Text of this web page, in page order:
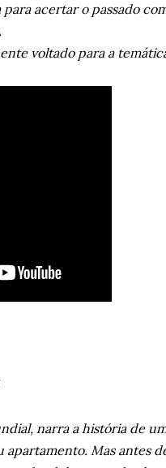
acertar o passado
voltado para a
narra a história de
apartamento. Mas antes